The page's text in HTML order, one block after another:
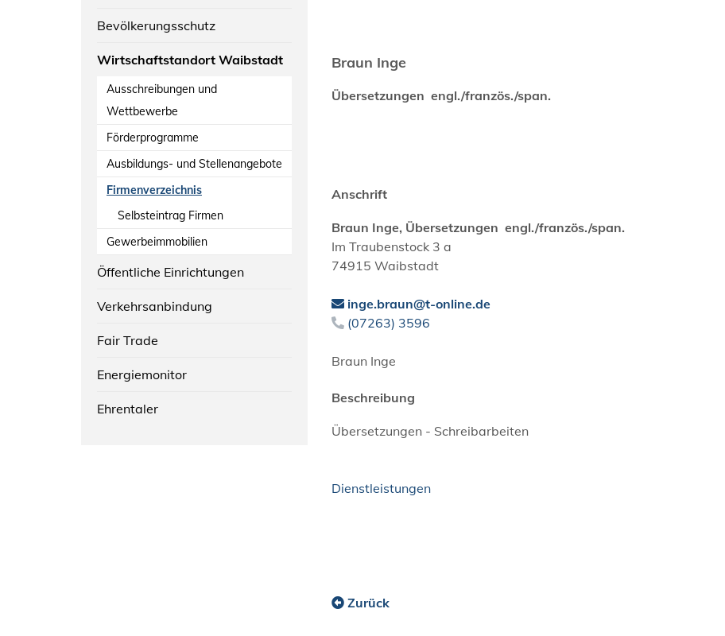
Bevölkerungsschutz
Wirtschaftstandort Waibstadt
Ausschreibungen und
Wettbewerbe
Förderprogramme
Ausbildungs- und Stellenangebote
Firmenverzeichnis
Selbsteintrag Firmen
Gewerbeimmobilien
Öffentliche Einrichtungen
Verkehrsanbindung
Fair Trade
Energiemonitor
Ehrentaler
Braun Inge
Übersetzungen engl./französ./span.
Anschrift
Braun Inge, Übersetzungen engl./französ./span.
Im Traubenstock 3 a
74915 Waibstadt
inge.braun@t-online.de
(07263) 3596
Braun Inge
Beschreibung
Übersetzungen - Schreibarbeiten
Dienstleistungen
Zurück